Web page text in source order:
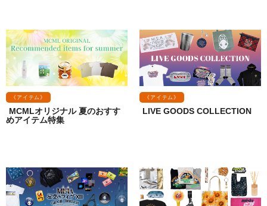
《アイテム》
MCMLオリジナル 夏のおすす
めアイテム特集
《アイテム》
LIVE GOODS COLLECTION